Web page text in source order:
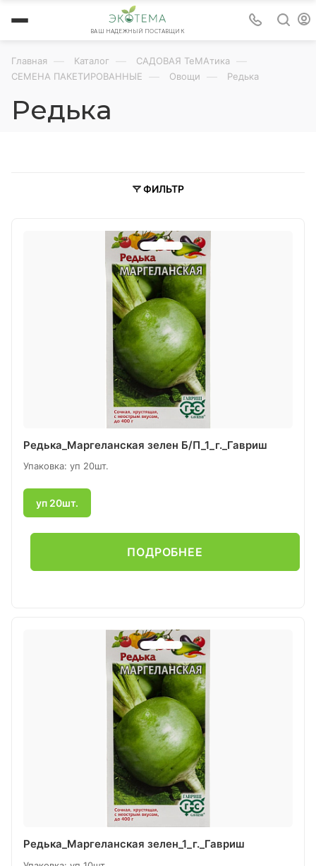
ВАШ НАДЕЖНЫЙ ПОСТАВЩИК
Главная — Каталог — САДОВАЯ ТеМАтика —
СЕМЕНА ПАКЕТИРОВАННЫЕ — Овощи — Редька
Редька
ФИЛЬТР
Редька_Маргеланская зелен Б/П_1_г._Гавриш
Упаковка: уп 20шт.
уп 20шт.
ПОДРОБНЕЕ
Редька_Маргеланская зелен_1_г._Гавриш